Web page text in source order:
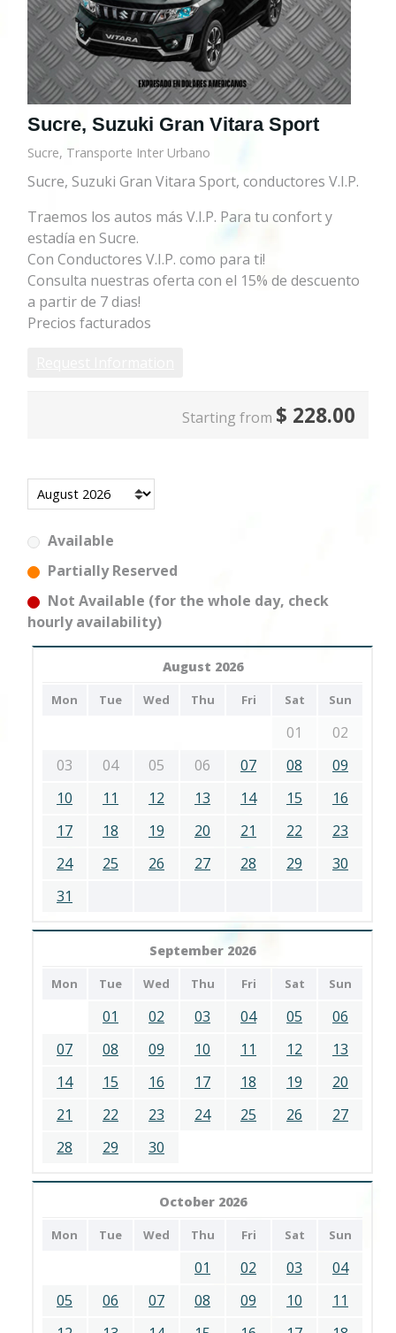
Sucre, Suzuki Gran Vitara Sport
Sucre, Transporte Inter Urbano
Sucre, Suzuki Gran Vitara Sport, conductores V.I.P.
Traemos los autos más V.I.P. Para tu confort y
estadía en Sucre.
Con Conductores V.I.P. como para ti!
Consulta nuestras oferta con el 15% de descuento
a partir de 7 dias!
Precios facturados
Starting from $ 228.00
Available
Partially Reserved
Not Available (for the whole day, check
hourly availability)
August 2026
Mon Tue Wed Thu Fri Sat Sun
01
02
03
04 05 06 07 08
09
10
11 12 13 14 15
16
17
18 19 20 21 22
23
24
25 26 27 28 29
30
31
September 2026
Mon Tue Wed Thu Fri Sat Sun
01 02 03 04 05
06
07
08 09 10 11 12
13
14
15 16 17 18 19
20
21
22 23 24 25 26
27
28
29 30
October 2026
Mon Tue Wed Thu Fri Sat Sun
01 02 03
04
05
06 07 08 09 10
11